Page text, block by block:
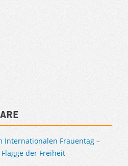
Internationalen Frauentag –
der Freiheit